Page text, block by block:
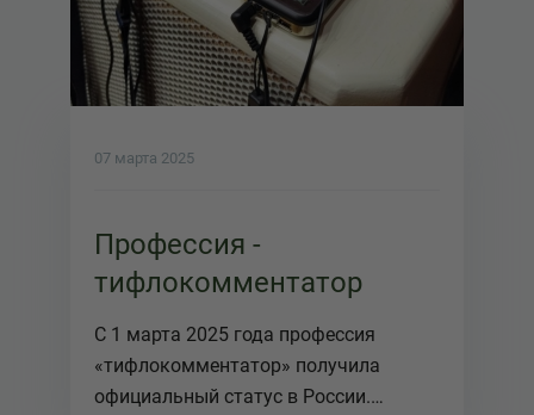
07 марта 2025
Профессия -
тифлокомментатор
С 1 марта 2025 года профессия
«тифлокомментатор» получила
официальный статус в России.